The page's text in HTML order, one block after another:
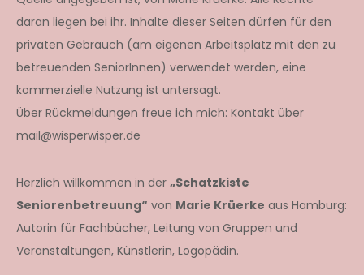
daran liegen bei ihr. Inhalte dieser Seiten dürfen für den
privaten Gebrauch (am eigenen Arbeitsplatz mit den zu
betreuenden SeniorInnen) verwendet werden, eine
kommerzielle Nutzung ist untersagt.
Über Rückmeldungen freue ich mich: Kontakt über
mail@wisperwisper.de
Herzlich willkommen in der „Schatzkiste
Seniorenbetreuung“ von Marie Krüerke aus Hamburg:
Autorin für Fachbücher, Leitung von Gruppen und
Veranstaltungen, Künstlerin, Logopädin.